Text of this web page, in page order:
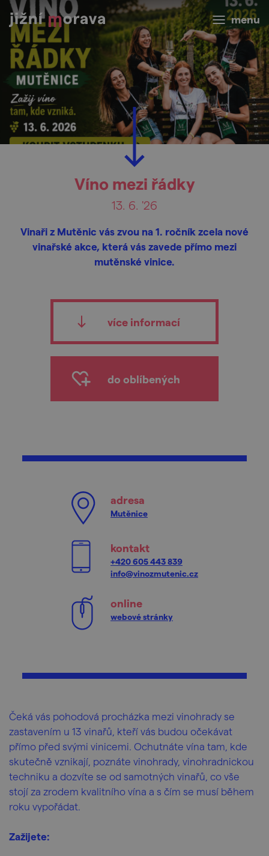
menu
Víno mezi řádky
13. 6. '26
Vinaři z Mutěnic vás zvou na 1. ročník zcela nové
vinařské akce, která vás zavede přímo mezi
mutěnské vinice.
více informací
do oblíbených
adresa
Mutěnice
kontakt
+420 605 443 839
info@vinozmutenic.cz
online
webové stránky
Čeká vás pohodová procházka mezi vinohrady se
zastavením u 13 vinařů, kteří vás budou očekávat
přímo před svými vinicemi. Ochutnáte vína tam, kde
skutečně vznikají, poznáte vinohrady, vinohradnickou
techniku a dozvíte se od samotných vinařů, co vše
stojí za zrodem kvalitního vína a s čím se musí během
roku vypořádat.
Zažijete: